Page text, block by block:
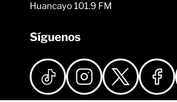
Huancayo 101.9 FM
Síguenos